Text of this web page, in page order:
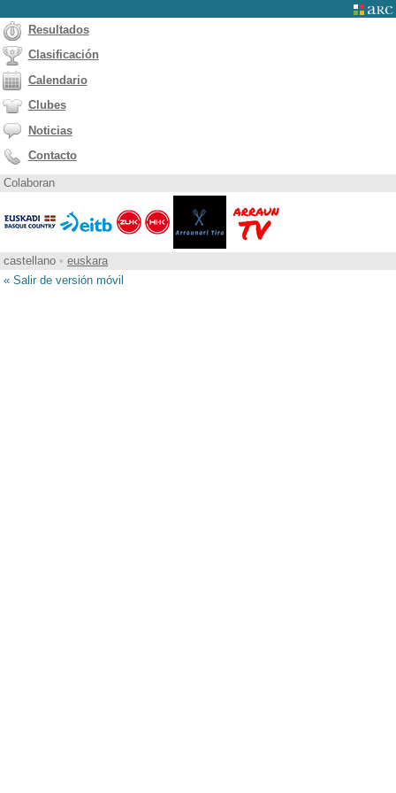
Resultados
Clasificación
Calendario
Clubes
Noticias
Contacto
Colaboran
castellano • euskara
« Salir de versión móvil